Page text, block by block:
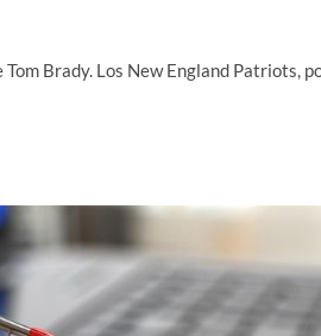
Brady. Los New England Patriots,